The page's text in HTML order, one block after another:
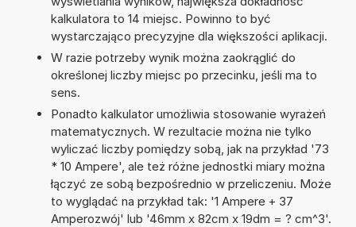
kalkulatora to 14 miejsc. Powinno to być
wystarczająco precyzyjne dla większości aplikacji.
W razie potrzeby wynik można zaokrąglić do
określonej liczby miejsc po przecinku, jeśli ma to
sens.
Ponadto kalkulator umożliwia stosowanie wyrażeń
matematycznych. W rezultacie można nie tylko
wyliczać liczby pomiędzy sobą, jak na przykład '73
* 10 Ampere', ale też różne jednostki miary można
łączyć ze sobą bezpośrednio w przeliczeniu. Może
to wyglądać na przykład tak: '1 Ampere + 37
Amperozwój' lub '46mm x 82cm x 19dm = ? cm^3'.